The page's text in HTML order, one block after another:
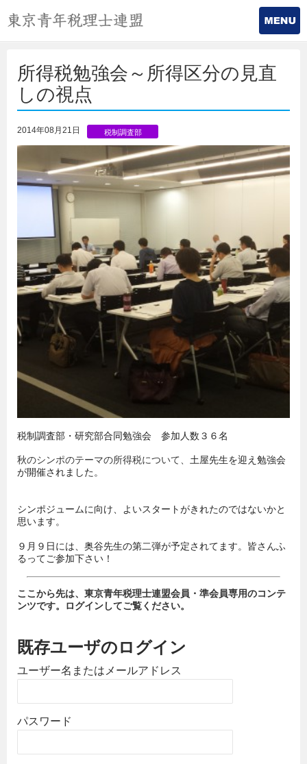
所得税勉強会～所得区分の見直
しの視点
2014年08月21日 税制調査部
税制調査部・研究部合同勉強会 参加人数３６名
秋のシンポのテーマの所得税について、 土屋先生を迎え 勉強会
が開催されました。
シンポジュームに向け、
よいスタートがきれたのではないかと
思います。
９月９日には、奥谷先生の第二弾が予定されてます。 皆さんふ
るってご参加下さい！
ここから先は、東京青年税理士連盟会員・準会員専用のコンテ
ンツです。ログインしてご覧ください。
既存ユーザのログイン
ユーザー名またはメールアドレス
パスワード